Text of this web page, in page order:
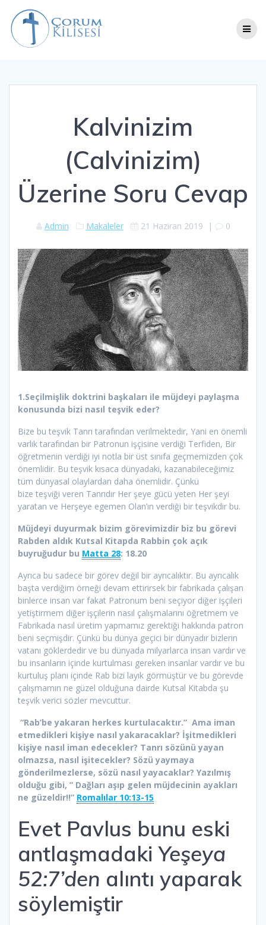
Kalvinizim
(Calvinizim)
Üzerine Soru Cevap
Admin Makaleler 21 Haziran 2019 | 0
1.Seçilmişlik doktrini başkaları ile müjdeyi paylaşma
konusunda bizi nasıl teşvik eder?
Bize bu teşvik Tanrı tarafından verilmektedir, Yani en önemli
varlık tarafından bir Patronun işçisine verdiği Terfiden, Bir
öğretmenin verdiği iyi notla bir üst sınıfa geçmemizden çok
önemlidir. Bu teşvik kısaca dünyadaki, kazanabileceğimiz
tüm dünyasal olaylardan daha önemlidir. Çünkü
bize teşviği veren Tanrıdır Her şeye gücü yeten Her şeyi
yaratan ve Herşeye egemen Olan’ın verdiği bir teşvikdir bu.
Müjdeyi duyurmak bizim görevimizdir biz bu görevi
Rabden aldık Kutsal Kitapda Rabbin çok açık
buyruğudur bu Matta 28: 18.20
Ayrıca bu sadece bir görev değil bir ayrıcalıktır. Bu ayrıcalık
başta verdiğim örneği devam ettirirsek bir fabrikada çalışan
binlerce insan var fakat Patronum beni seçiyor diğer işçileri
yetiştirmem diğer işçilerin nasıl çalışmalarını öğretmem ve
Fabrikada nasıl üretim yapmamız gerektiği hakkında patron
beni seçmişdir. Çünkü bu dünya geçici bir dünyadır bizlerin
vatanı göklerdedir ve bu dünyada milyarlarca insan vardır ve
bu insanların içinde kurtulması gereken insanlar vardır ve bu
kurtuluş planı içinde Rab bizi layık görmüştür ve bu görevde
çalışmamın ne güzel olduğuna dairde Kutsal Kitabda şu
teşvik verici sözler mevcuttur.
“Rab’be yakaran herkes kurtulacaktır.” Ama iman
etmedikleri kişiye nasıl yakaracaklar? İşitmedikleri
kişiye nasıl iman edecekler? Tanrı sözünü yayan
olmazsa, nasıl işitecekler? Sözü yaymaya
gönderilmezlerse, sözü nasıl yayacaklar? Yazılmış
olduğu gibi, ” Dağları aşıp gelen müjdecinin ayakları
ne güzeldir!!” Romalılar 10:13-15
Evet Pavlus bunu eski
antlaşmadaki Yeşeya
52:7’den alıntı yaparak
söylemiştir